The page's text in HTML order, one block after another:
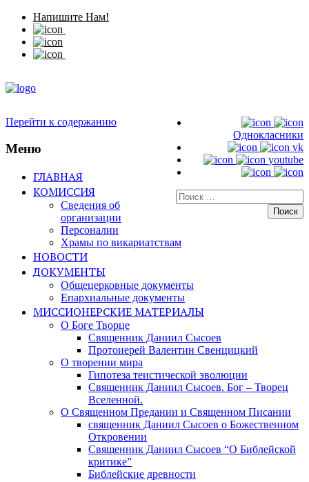
Напишите Нам!
Однокласники
vk
youtube
Искать:
Перейти к содержанию
Меню
ГЛАВНАЯ
КОМИССИЯ
Сведения об
организации
Персоналии
Храмы по викариатствам
НОВОСТИ
ДОКУМЕНТЫ
Общецерковные документы
Епархиальные документы
МИССИОНЕРСКИЕ МАТЕРИАЛЫ
О Боге Творце
Священник Даниил Сысоев
Протоиерей Валентин Свенцицкий
О творении мира
Гипотеза теистической эволюции
Священник Даниил Сысоев. Бог – Творец
Вселенной.
О Священном Предании и Священном Писании
священник Даниил Сысоев о Божественном
Откровении
Священник Даниил Сысоев “О Библейской
критике”
Библейские древности